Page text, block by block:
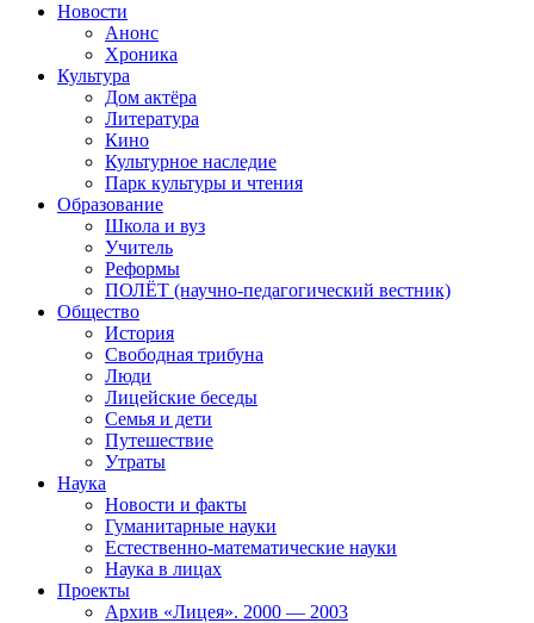
Новости
Анонс
Хроника
Культура
Дом актёра
Литература
Кино
Культурное наследие
Парк культуры и чтения
Образование
Школа и вуз
Учитель
Реформы
ПОЛЁТ (научно-педагогический вестник)
Общество
История
Свободная трибуна
Люди
Лицейские беседы
Семья и дети
Путешествие
Утраты
Наука
Новости и факты
Гуманитарные науки
Естественно-математические науки
Наука в лицах
Проекты
Архив «Лицея». 2000 — 2003